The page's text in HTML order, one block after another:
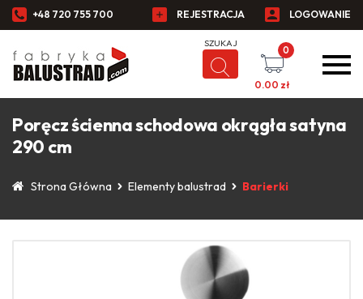
+48 720 755 700 REJESTRACJA LOGOWANIE
0
0.00 zł
Poręcz ścienna schodowa okrągła satyna
290 cm
Strona Główna Elementy balustrad Barierki